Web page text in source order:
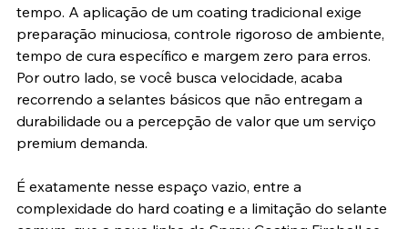
tempo. A aplicação de um coating tradicional exige
preparação minuciosa, controle rigoroso de ambiente,
tempo de cura específico e margem zero para erros.
Por outro lado, se você busca velocidade, acaba
recorrendo a selantes básicos que não entregam a
durabilidade ou a percepção de valor que um serviço
premium demanda.
É exatamente nesse espaço vazio, entre a
complexidade do hard coating e a limitação do selante